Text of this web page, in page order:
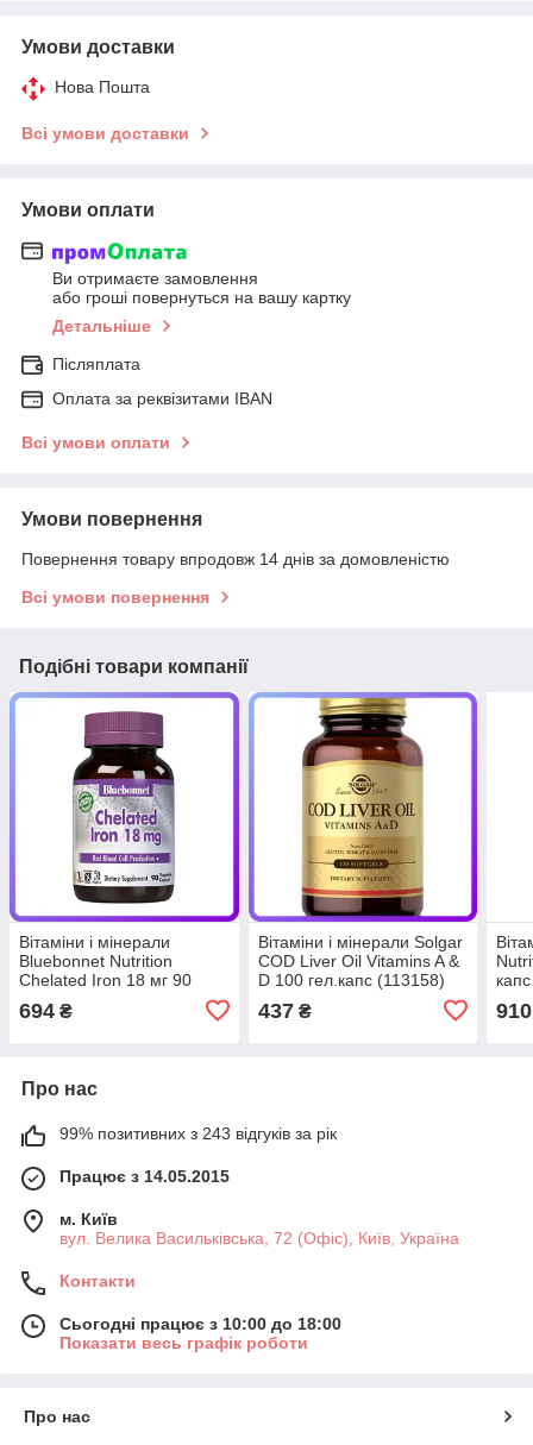
Умови доставки
Нова Пошта
Всі умови доставки
Умови оплати
Ви отримаєте замовлення
або гроші повернуться на вашу картку
Детальніше
Післяплата
Оплата за реквізитами IBAN
Всі умови оплати
Умови повернення
Повернення товару впродовж 14 днів за домовленістю
Всі умови повернення
Подібні товари компанії
Вітаміни і мінерали
Bluebonnet Nutrition
Chelated Iron 18 мг 90
694 ₴
Вітаміни і мінерали Solgar
COD Liver Oil Vitamins A &
D 100 гел.капс (113158)
437₴ 910
Про нас
99% позитивних з 243 відгуків за рік
Працює з 14.05.2015
м. Київ
вул. Велика Васильківська, 72 (Офіс), Київ, Україна
Контакти
Сьогодні працює з 10:00 до 18:00
Показати весь графік роботи
Про нас